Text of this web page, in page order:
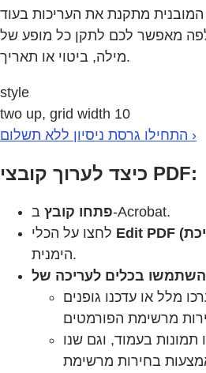
מתקנת את העריכות בעוד
מאפשר לכם לתקן כל מופע של
מילה, ביטוי או תאריך.
style
two up, grid width 10
התחילו גרסת ניסיון ללא תשלום ›
כיצד לערוך קובצי PDF:
פתחו קובץב-Acrobat.
הימנית.
מלל או עדכנו גופנים
תמונות בעמוד, וגם שנו
בחירות מרשימת